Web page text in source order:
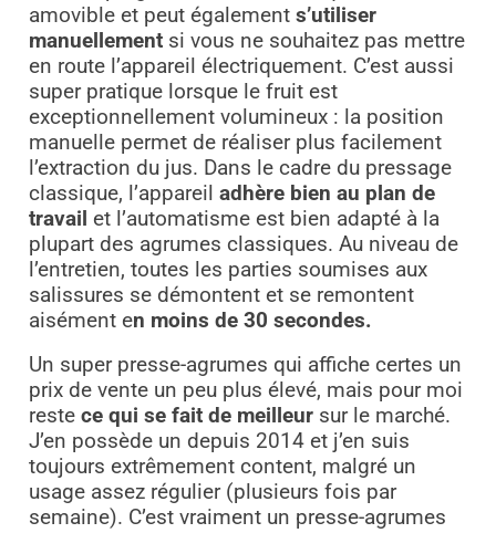
amovible et peut également s’utiliser
manuellementsi vous ne souhaitez pas mettre
en route l’appareil électriquement. C’est aussi
super pratique lorsque le fruit est
exceptionnellement volumineux : la position
manuelle permet de réaliser plus facilement
l’extraction du jus. Dans le cadre du pressage
classique, l’appareil adhère bien au plan de
travail et l’automatisme est bien adapté à la
plupart des agrumes classiques. Au niveau de
l’entretien, toutes les parties soumises aux
salissures se démontent et se remontent
aisément en moins de 30 secondes.
Un super presse-agrumes qui affiche certes un
prix de vente un peu plus élevé, mais pour moi
reste ce qui se fait de meilleursur le marché.
J’en possède un depuis 2014 et j’en suis
toujours extrêmement content, malgré un
usage assez régulier (plusieurs fois par
semaine). C’est vraiment un presse-agrumes